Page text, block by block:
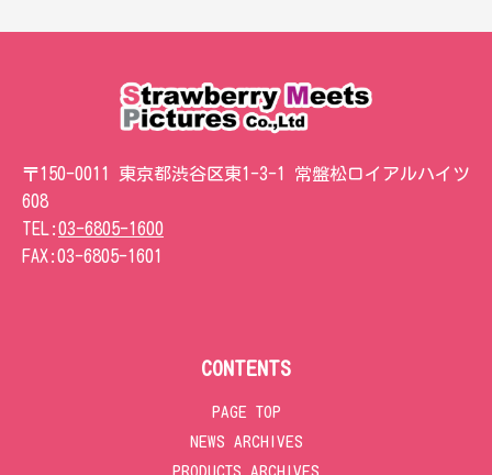
〒150-0011 東京都渋谷区東1-3-1 常盤松ロイアルハイツ
608
TEL:03-6805-1600
FAX:03-6805-1601
CONTENTS
PAGE TOP
NEWS ARCHIVES
PRODUCTS ARCHIVES